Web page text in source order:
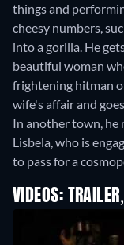
things and
cheesy numbers,
into a gorilla. He
beautiful woman
frightening hitman
wife's affair and
In another town, he
Lisbela, who is
to pass for a
VIDEOS: